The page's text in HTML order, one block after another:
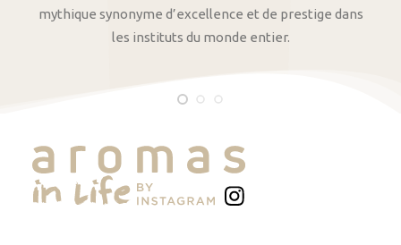
mythique synonyme d’excellence et de prestige dans
les instituts du monde entier.